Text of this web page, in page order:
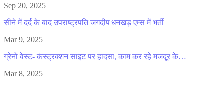
Sep 20, 2025
सीने में दर्द के बाद उपराष्ट्रपति जगदीप धनखड़ एम्स में भर्ती
Mar 9, 2025
ग्रेनो वेस्ट- कंस्ट्रक्शन साइट पर हादसा, काम कर रहे मजदूर के…
Mar 8, 2025